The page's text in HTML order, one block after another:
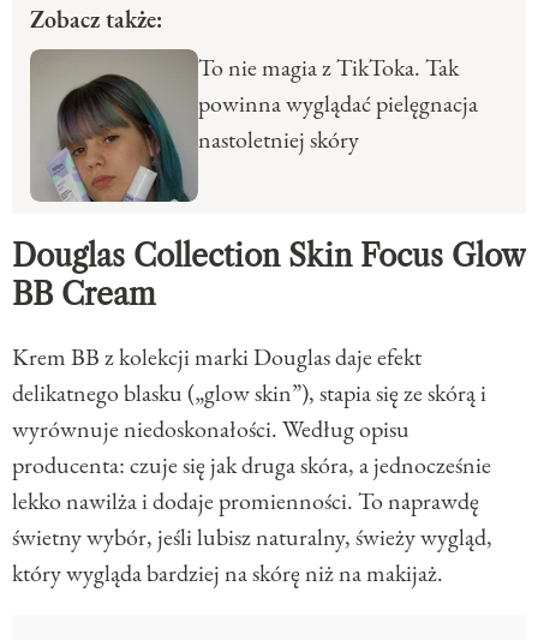
Zobacz także:
To nie magia z TikToka. Tak
powinna wyglądać pielęgnacja
nastoletniej skóry
Douglas Collection Skin Focus Glow
BB Cream
Krem BB z kolekcji marki Douglas daje efekt
delikatnego blasku („glow skin”), stapia się ze skórą i
wyrównuje niedoskonałości. Według opisu
producenta: czuje się jak druga skóra, a jednocześnie
lekko nawilża i dodaje promienności. To naprawdę
świetny wybór, jeśli lubisz naturalny, świeży wygląd,
który wygląda bardziej na skórę niż na makijaż.